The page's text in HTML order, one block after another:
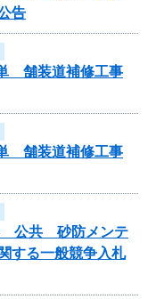
告
舗装道補修工事
舗装道補修工事
公共 砂防メンテ
する一般競争入札